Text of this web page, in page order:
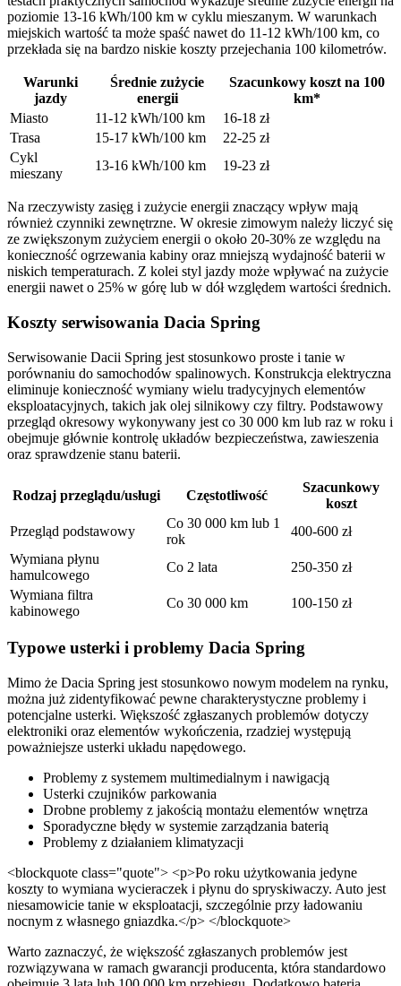
poziomie 13-16 kWh/100 km w cyklu mieszanym. W warunkach
miejskich wartość ta może spaść nawet do 11-12 kWh/100 km, co
przekłada się na bardzo niskie koszty przejechania 100 kilometrów.
Warunki
jazdy
Średnie zużycie
energii
Szacunkowy koszt na 100
km*
Miasto
11-12 kWh/100 km
16-18 zł
Trasa
15-17 kWh/100 km
22-25 zł
Cykl
mieszany
13-16 kWh/100 km 19-23 zł
Na rzeczywisty zasięg i zużycie energii znaczący wpływ mają
również czynniki zewnętrzne. W okresie zimowym należy liczyć się
ze zwiększonym zużyciem energii o około 20-30% ze względu na
konieczność ogrzewania kabiny oraz mniejszą wydajność baterii w
niskich temperaturach. Z kolei styl jazdy może wpływać na zużycie
energii nawet o 25% w górę lub w dół względem wartości średnich.
Koszty serwisowania Dacia Spring
Serwisowanie Dacii Spring jest stosunkowo proste i tanie w
porównaniu do samochodów spalinowych. Konstrukcja elektryczna
eliminuje konieczność wymiany wielu tradycyjnych elementów
eksploatacyjnych, takich jak olej silnikowy czy filtry. Podstawowy
przegląd okresowy wykonywany jest co 30 000 km lub raz w roku i
obejmuje głównie kontrolę układów bezpieczeństwa, zawieszenia
oraz sprawdzenie stanu baterii.
Rodzaj przeglądu/usługi Częstotliwość
Szacunkowy
koszt
Przegląd podstawowy
Co 30 000 km lub 1
rok
400-600 zł
Wymiana płynu
hamulcowego
Co 2 lata
250-350 zł
Wymiana filtra
kabinowego
Co 30 000 km 100-150 zł
Typowe usterki i problemy Dacia Spring
Mimo że Dacia Spring jest stosunkowo nowym modelem na rynku,
można już zidentyfikować pewne charakterystyczne problemy i
potencjalne usterki. Większość zgłaszanych problemów dotyczy
elektroniki oraz elementów wykończenia, rzadziej występują
poważniejsze usterki układu napędowego.
Problemy z systemem multimedialnym i nawigacją
Usterki czujników parkowania
Drobne problemy z jakością montażu elementów wnętrza
Sporadyczne błędy w systemie zarządzania baterią
Problemy z działaniem klimatyzacji
<blockquote class="quote"> <p>Po roku użytkowania jedyne
koszty to wymiana wycieraczek i płynu do spryskiwaczy. Auto jest
niesamowicie tanie w eksploatacji, szczególnie przy ładowaniu
nocnym z własnego gniazdka.</p> </blockquote>
Warto zaznaczyć, że większość zgłaszanych problemów jest
rozwiązywana w ramach gwarancji producenta, która standardowo